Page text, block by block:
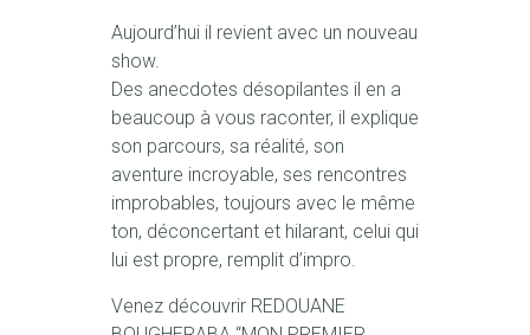
Aujourd’hui il revient avec un nouveau
show.
Des anecdotes désopilantes il en a
beaucoup à vous raconter, il explique
son parcours, sa réalité, son
aventure incroyable, ses rencontres
improbables, toujours avec le même
ton, déconcertant et hilarant, celui qui
lui est propre, remplit d’impro.
Venez découvrir REDOUANE